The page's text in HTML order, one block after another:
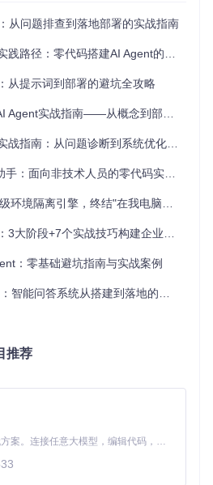
提示词资源库：
战检验的提示词模板和工具配置文
资源。
始提示词文件。建议先创建副本进行
代码助手提示词，能显著提升Age
景，可以选择专业领域提示词，如
and-tools/blob/fc8cfcb116775
从问题排查到落地部署的实战指南
径：零代码搭建AI Agent的避坑指南
从提示词到部署的避坑全攻略
战指南——从概念到部署的全方位避坑手册
：从问题诊断到系统优化的全流程避坑秘籍
：面向非技术人员的零代码实践指南
离引擎，终结"在我电脑上能运行"的开发噩梦
阶段+7个实战技巧构建企业级智能助手
：零基础避坑指南与实战案例
能问答系统从搭建到落地的实战指南
推荐
Claude Code 的开源替代方案。连接任意大模型，编辑代码，运行命令，自动验证 — 全自动执行。用 Rust 构建，极致性能。 ｜ An open-source alternative to Claude Code. Connect any LLM, edit code, run commands, and verify changes — autonomously. Built in Rust for speed. Get Started